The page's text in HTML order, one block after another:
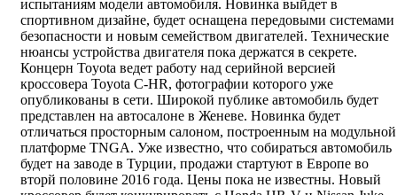
испытаниям модели автомобиля. Новинка выйдет в
спортивном дизайне, будет оснащена передовыми системами
безопасности и новым семейством двигателей. Технические
нюансы устройства двигателя пока держатся в секрете.
Концерн Toyota ведет работу над серийной версией
кроссовера Toyota C-HR, фотографии которого уже
опубликованы в сети. Широкой публике автомобиль будет
представлен на автосалоне в Женеве. Новинка будет
отличаться просторным салоном, построенным на модульной
платформе TNGA. Уже известно, что собираться автомобиль
будет на заводе в Турции, продажи стартуют в Европе во
вторй половине 2016 года. Цены пока не известны. Новый